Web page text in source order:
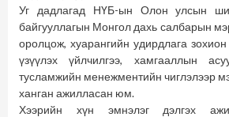
Уг дадлагад НҮБ-ын Олон улсын
байгууллагын Монгол дахь салбарын
оролцож, хуарангийн удирдлага зохион
үзүүлэх үйлчилгээ, хамгааллын
тусламжийн менежментийн чиглэлээр
ханган ажилласан юм.
Хээрийн хүн эмнэлэг дэлгэх